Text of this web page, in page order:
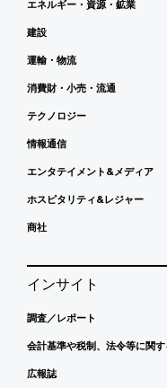
エネルギー・資源・鉱業
建設
運輸・物流
消費財・小売・流通
テクノロジー
情報通信
エンタテイメント&メディア
ホスピタリティ&レジャー
商社
インサイト
調査／レポート
会計基準や税制、法令等に関
広報誌